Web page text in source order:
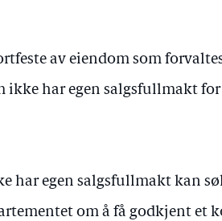
av eiendom som
ikke har egen salgsfullmakt
har egen salgsfullmakt kan
om å få godkjent et